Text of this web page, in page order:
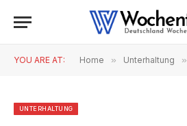
YOU ARE AT: Home » Unterhaltung »
UNTERHALTUNG